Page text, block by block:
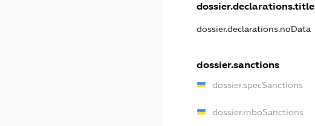
dossier.declarations.title
dossier.declarations.noData
dossier.sanctions
dossier.specSanctions
dossier.rnboSanctions